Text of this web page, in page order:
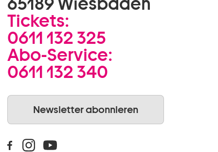
Tickets:
0611 132 325
Abo-Service:
0611 132 340
Newsletter abonnieren